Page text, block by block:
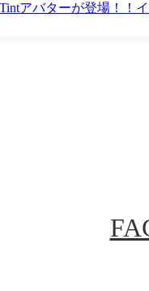
アバターが登場！！